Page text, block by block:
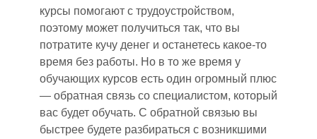
курсы помогают с трудоустройством,
поэтому может получиться так, что вы
потратите кучу денег и останетесь какое-то
время без работы. Но в то же время у
обучающих курсов есть один огромный плюс
— обратная связь со специалистом, который
вас будет обучать. С обратной связью вы
быстрее будете разбираться с возникшими